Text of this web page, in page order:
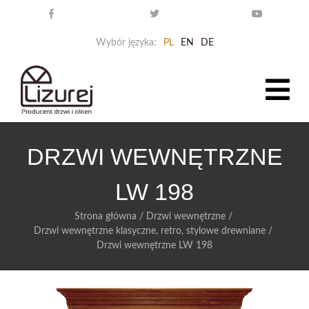
Wybór języka: PL EN DE
DRZWI WEWNĘTRZNE
LW 198
Strona główna / Drzwi wewnętrzne/
Drzwi wewnętrzne klasyczne, retro, stylowe drewniane /
Drzwi wewnętrzne LW 198